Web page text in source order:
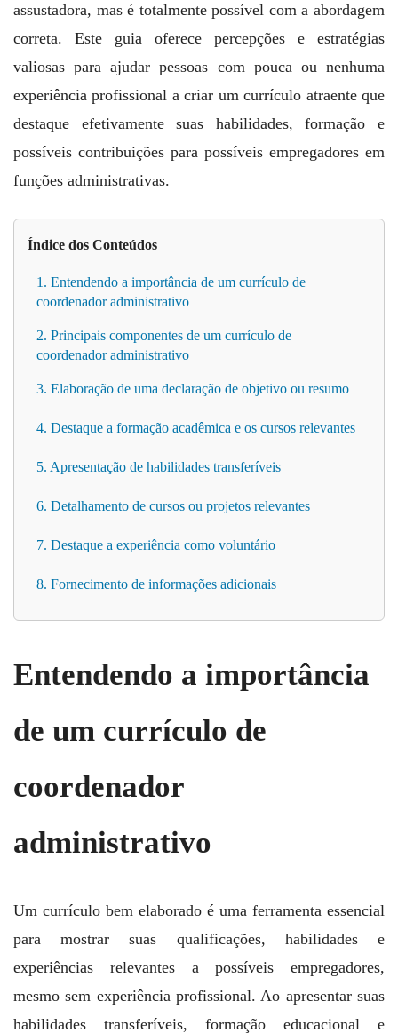
assustadora, mas é totalmente possível com a abordagem
correta. Este guia oferece percepções e estratégias
valiosas para ajudar pessoas com pouca ou nenhuma
experiência profissional a criar um currículo atraente que
destaque efetivamente suas habilidades, formação e
possíveis contribuições para possíveis empregadores em
funções administrativas.
Índice dos Conteúdos
1. Entendendo a importância de um currículo de
coordenador administrativo
2. Principais componentes de um currículo de
coordenador administrativo
3. Elaboração de uma declaração de objetivo ou resumo
4. Destaque a formação acadêmica e os cursos relevantes
5. Apresentação de habilidades transferíveis
6. Detalhamento de cursos ou projetos relevantes
7. Destaque a experiência como voluntário
8. Fornecimento de informações adicionais
Entendendo a importância
de um currículo de
coordenador
administrativo
Um currículo bem elaborado é uma ferramenta essencial
para mostrar suas qualificações, habilidades e
experiências relevantes a possíveis empregadores,
mesmo sem experiência profissional. Ao apresentar suas
habilidades transferíveis, formação educacional e